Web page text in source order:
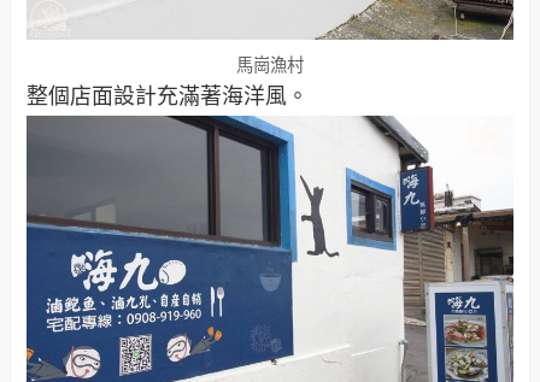
馬崗漁村
整個店面設計充滿著海洋風。